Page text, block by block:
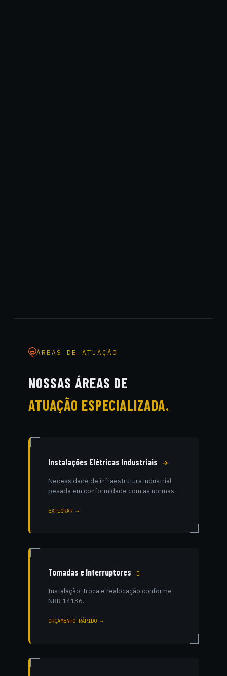
ÁREAS DE ATUAÇÃO
NOSSAS ÁREAS DE
ATUAÇÃO ESPECIALIZADA.
Instalações Elétricas Industriais
Necessidade de infraestrutura industrial
pesada em conformidade com as normas.
EXPLORAR →
Tomadas e Interruptores
Instalação, troca e realocação conforme
NBR 14136.
ORÇAMENTO RÁPIDO →